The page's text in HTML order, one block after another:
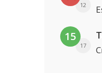
12
15
17